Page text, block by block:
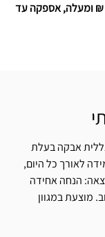
עלות משלוח 30 ₪ משלוח חינם ברכישה ב-249 ₪ ומעלה, אספקה עד
אבקה בעלת
לאורך כל היום,
הנחה אחידה
מוצעת במגוון